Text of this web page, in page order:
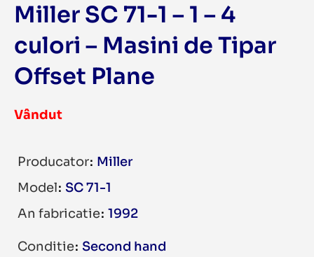
Miller SC 71-1 – 1 – 4
culori – Masini de Tipar
Offset Plane
Vândut
Producator Miller
Model SC 71-1
An fabricatie 1992
Conditie Second hand